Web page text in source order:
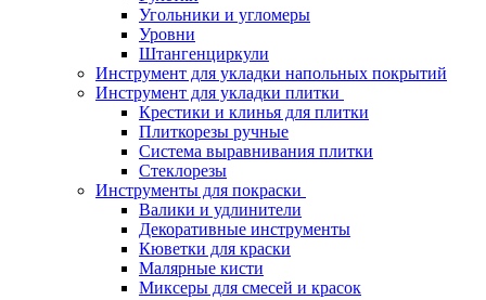
Угольники и угломеры
Уровни
Штангенциркули
Инструмент для укладки напольных покрытий
Инструмент для укладки плитки
Крестики и клинья для плитки
Плиткорезы ручные
Система выравнивания плитки
Стеклорезы
Инструменты для покраски
Валики и удлинители
Декоративные инструменты
Кюветки для краски
Малярные кисти
Миксеры для смесей и красок